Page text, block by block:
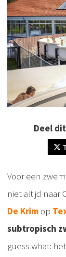
Deel
Voor een
niet altijd naar
De Krim op
subtropisch
guess what: